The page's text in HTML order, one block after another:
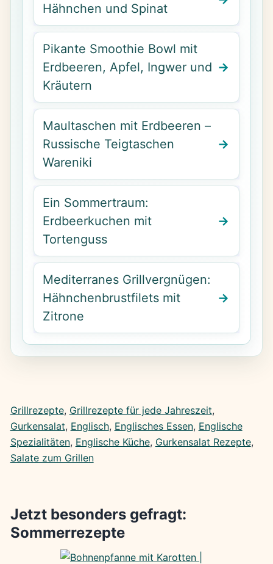
Hähnchen und Spinat
Pikante Smoothie Bowl mit
Erdbeeren, Apfel, Ingwer und
Kräutern
Maultaschen mit Erdbeeren –
Russische Teigtaschen
Wareniki
Ein Sommertraum:
Erdbeerkuchen mit
Tortenguss
Mediterranes Grillvergnügen:
Hähnchenbrustfilets mit
Zitrone
Grillrezepte, Grillrezepte für jede Jahreszeit
Gurkensalat, Englisch, Englisches Essen, Englische
Spezialitäten, Englische Küche, Gurkensalat Rezepte
Salate zum Grillen
Jetzt besonders gefragt:
Sommerrezepte